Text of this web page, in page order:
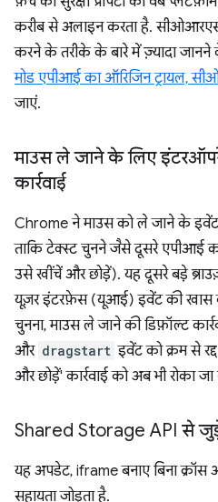
करीब से अलाइन करता है.
करने के तरीके के बारे में ज़्यादा जानने
मोड एपीआई का ऑरिजिन ट्रायल,
जाएं.
माउस ले जाने के लिए
कार्रवाई
Chrome ने माउस को ले जाने के इवेंट
ताकि टेक्स्ट चुनने जैसे दूसरे एपीआई
उसे खींचें और छोड़ें). यह दूसरे बड़े
यूज़र इंटरफ़ेस (यूआई) इवेंट की खास
चुनना, माउस ले जाने की डिफ़ॉल्ट
और dragstart इवेंट को क्रम से
और छोड़ें' कार्रवाई को अब भी रोका
Shared Storage API से
यह अपडेट, iframe बनाए बिना
सहायता जोड़ता है.